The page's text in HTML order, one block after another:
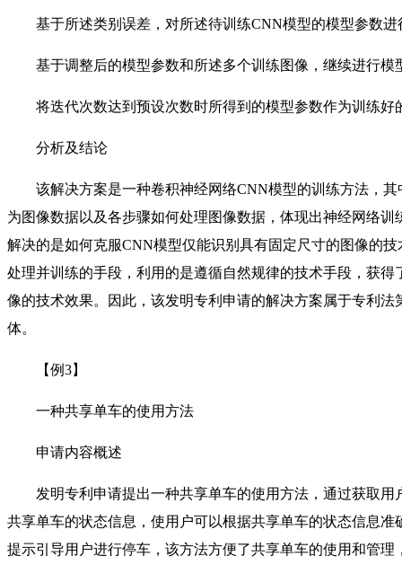
基于所述类别误差，对所述待训练CNN模型的模型参数进
基于调整后的模型参数和所述多个训练图像，继续进行模
将迭代次数达到预设次数时所得到的模型参数作为训练好
分析及结论
该解决方案是一种卷积神经网络CNN模型的训练方法，其
为图像数据以及各步骤如何处理图像数据，体现出神经网络
解决的是如何克服CNN模型仅能识别具有固定尺寸的图像的
处理并训练的手段，利用的是遵循自然规律的技术手段，获
像的技术效果。因此，该发明专利申请的解决方案属于专利
体。
【例3】
一种共享单车的使用方法
申请内容概述
发明专利申请提出一种共享单车的使用方法，通过获取用
共享单车的状态信息，使用户可以根据共享单车的状态信息
提示引导用户进行停车，该方法方便了共享单车的使用和管